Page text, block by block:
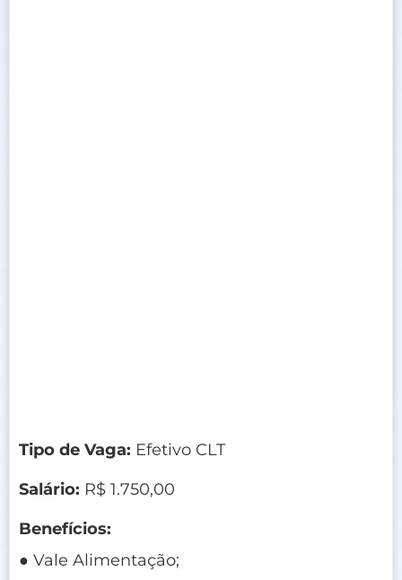
Tipo de Vaga: Efetivo CLT
Salário: R$ 1.750,00
Benefícios:
● Vale Alimentação;